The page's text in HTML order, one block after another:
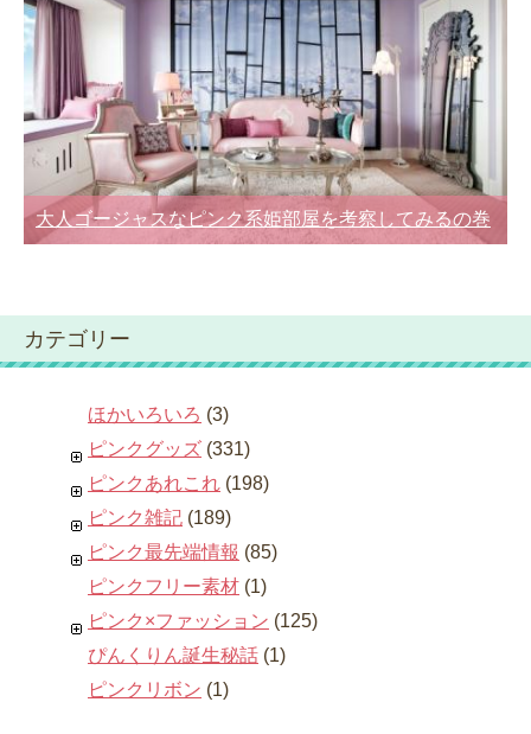
大人ゴージャスなピンク系姫部屋を考察してみるの巻
カテゴリー
ほかいろいろ (3)
ピンクグッズ (331)
ピンクあれこれ (198)
ピンク雑記 (189)
ピンク最先端情報 (85)
ピンクフリー素材 (1)
ピンク×ファッション (125)
ぴんくりん誕生秘話 (1)
ピンクリボン (1)